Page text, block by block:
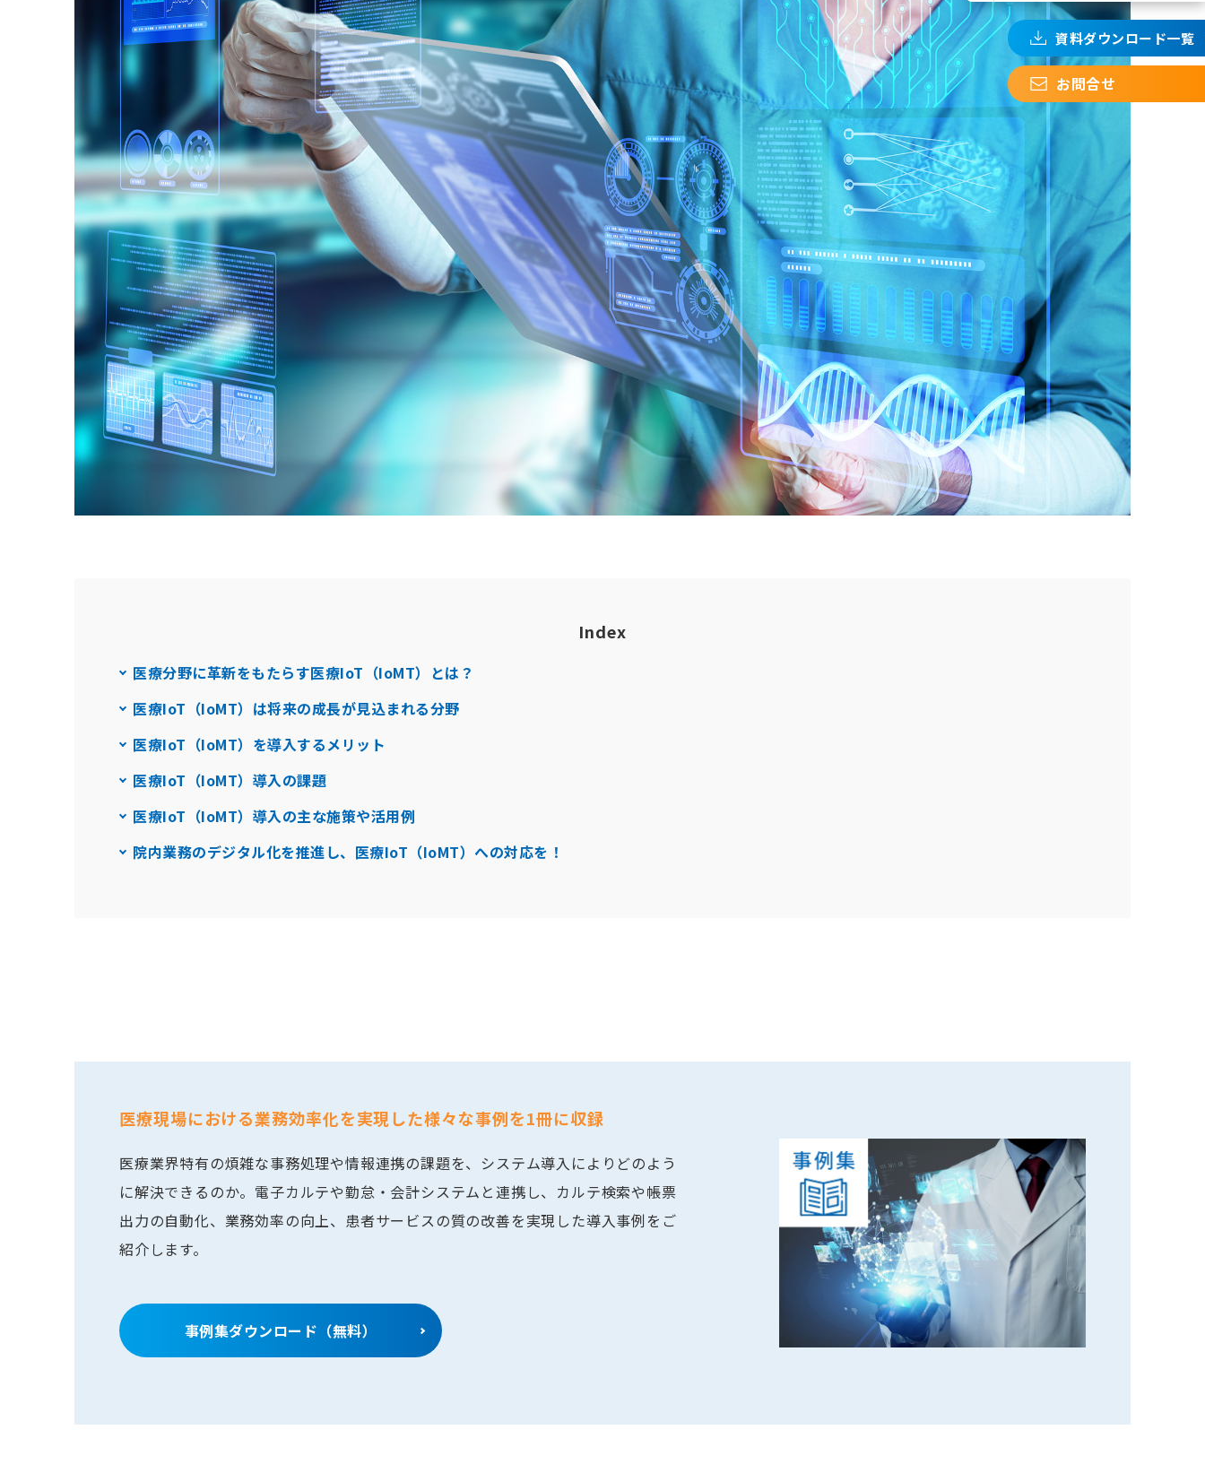
お問合せ
Index
医療分野に革新をもたらす医療IoT（IoMT）とは？
医療IoT（IoMT）は将来の成長が見込まれる分野
医療IoT（IoMT）を導入するメリット
医療IoT（IoMT）導入の課題
医療IoT（IoMT）導入の主な施策や活用例
院内業務のデジタル化を推進し、医療IoT（IoMT）への対応を！
医療現場における業務効率化を実現した様々な事例を1冊に収録
医療業界特有の煩雑な事務処理や情報連携の課題を、システム導入によりどのよう
に解決できるのか。電子カルテや勤怠・会計システムと連携し、カルテ検索や帳票
出力の自動化、業務効率の向上、患者サービスの質の改善を実現した導入事例をご
紹介します。
事例集ダウンロード（無料）